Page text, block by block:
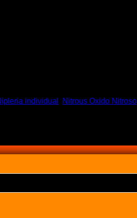
individual Nitrous Oxido Nitroso